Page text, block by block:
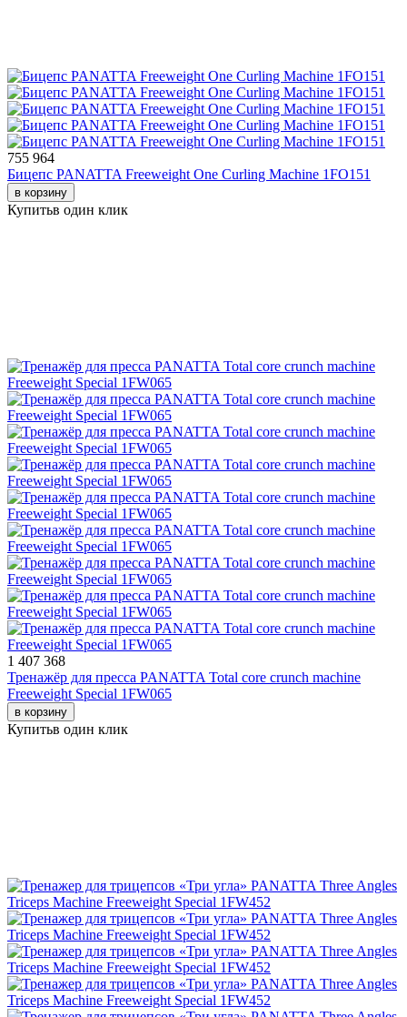
755 964
Бицепс PANATTA Freeweight One Curling Machine 1FO151
в корзину
Купитьв один клик
1 407 368
Тренажёр для пресса PANATTA Total core crunch machine
Freeweight Special 1FW065
в корзину
Купитьв один клик